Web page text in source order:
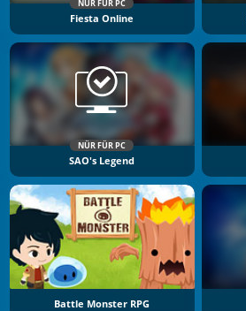
NÜR FÜR PC
Fiesta Online
NÜR FÜR PC
SAO's Legend
Battle Monster RPG